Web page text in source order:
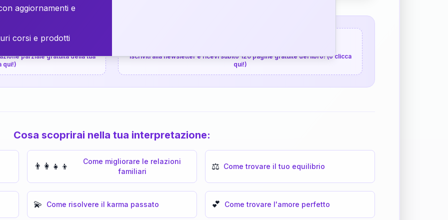
gratuita
parziale gratuita della tua
qui!)
Iscriviti alla newsletter e ricevi subito 120 pagine gratuite del libro! (o clicca
qui!)
Cosa scoprirai nella tua interpretazione:
👨‍👩‍👧‍👦
Come migliorare le relazioni
familiari
⚖️ Come trovare il tuo equilibrio
💫 Come risolvere il karma passato 💕 Come trovare l'amore perfetto
aggiornamenti e
corsi e prodotti